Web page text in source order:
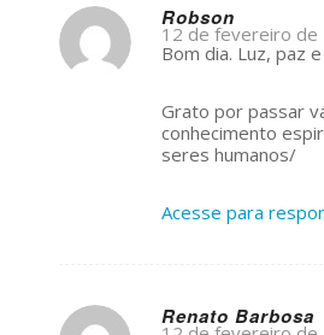
Robson
s
ays:
12 de fevereiro de
Bom dia. Luz, paz
Grato por passar
conhecimento
seres humanos/
Acesse para
Renato Barbosa